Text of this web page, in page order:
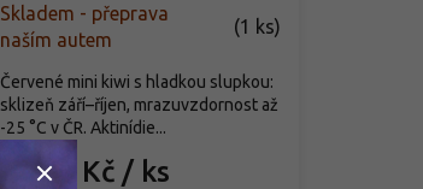
Skladem - přeprava
naším autem
(1 ks)
1 999 Kč / ks
Červené mini kiwi s hladkou slupkou:
sklizeň září–říjen, mrazuvzdornost až
-25 °C v ČR. Aktinídie...